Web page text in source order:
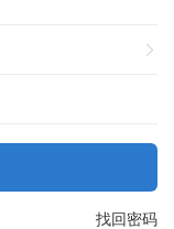
找回密码